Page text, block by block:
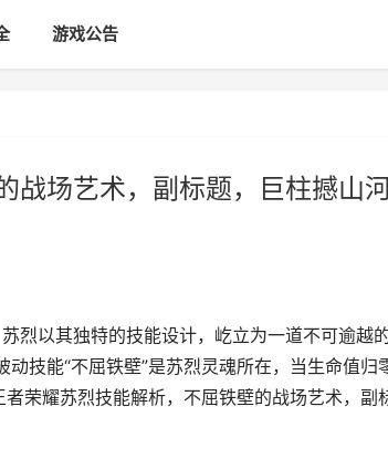
游戏公告
战场艺术，副标题，巨柱撼山
烈以其独特的技能设计，屹立为一道不可逾越
动技能“不屈铁壁”是苏烈灵魂所在，当生命值归
荣耀苏烈技能解析，不屈铁壁的战场艺术，副